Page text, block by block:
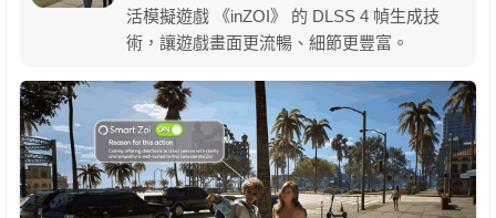
活模擬遊戲 《inZOI》 的 DLSS 4 幀生成技
術，讓遊戲畫面更流暢、細節更豐富。